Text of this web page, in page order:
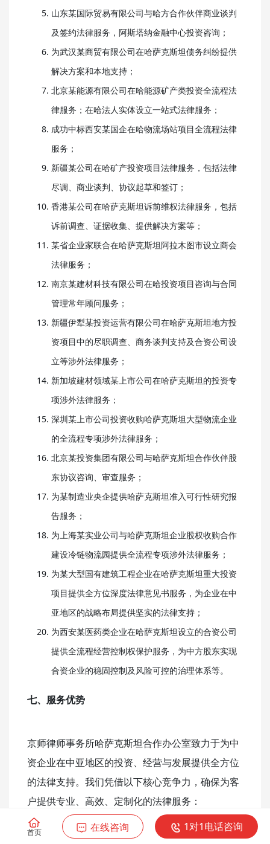
山东某国际贸易有限公司与哈方合作伙伴商业谈判
及签约法律服务，阿斯塔纳金融中心投资咨询；
为武汉某商贸有限公司在哈萨克斯坦债务纠纷提供
解决方案和本地支持；
北京某能源有限公司在哈能源矿产类投资全流程法
律服务；在哈法人实体设立一站式法律服务；
成功中标西安某国企在哈物流场站项目全流程法律
服务；
新疆某公司在哈矿产投资项目法律服务，包括法律
尽调、商业谈判、协议起草和签订；
香港某公司在哈萨克斯坦诉前维权法律服务，包括
诉前调查、证据收集、提供解决方案等；
某省企业家联合在哈萨克斯坦阿拉木图市设立商会
法律服务；
南京某建材科技有限公司在哈投资项目咨询与合同
管理常年顾问服务；
新疆伊犁某投资运营有限公司在哈萨克斯坦地方投
资项目中的尽职调查、商务谈判支持及合资公司设
立等涉外法律服务；
新加坡建材领域某上市公司在哈萨克斯坦的投资专
项涉外法律服务；
深圳某上市公司投资收购哈萨克斯坦大型物流企业
的全流程专项涉外法律服务；
北京某投资集团有限公司与哈萨克斯坦合作伙伴股
东协议咨询、审查服务；
为某制造业央企提供哈萨克斯坦准入可行性研究报
告服务；
为上海某实业公司与哈萨克斯坦企业股权收购合作
建设冷链物流园提供全流程专项涉外法律服务；
为某大型国有建筑工程企业在哈萨克斯坦重大投资
项目提供全方位深度法律意见书服务，为企业在中
亚地区的战略布局提供坚实的法律支持；
为西安某医药类企业在哈萨克斯坦设立的合资公司
提供全流程经营控制权保护服务，为中方股东实现
合资企业的稳固控制及风险可控的治理体系等。
七、服务优势
京师律师事务所哈萨克斯坦合作办公室致力于为中
资企业在中亚地区的投资、经营与发展提供全方位
的法律支持。我们凭借以下核心竞争力，确保为客
户提供专业、高效、定制化的法律服务：
首页 1对1电话咨询
在线咨询